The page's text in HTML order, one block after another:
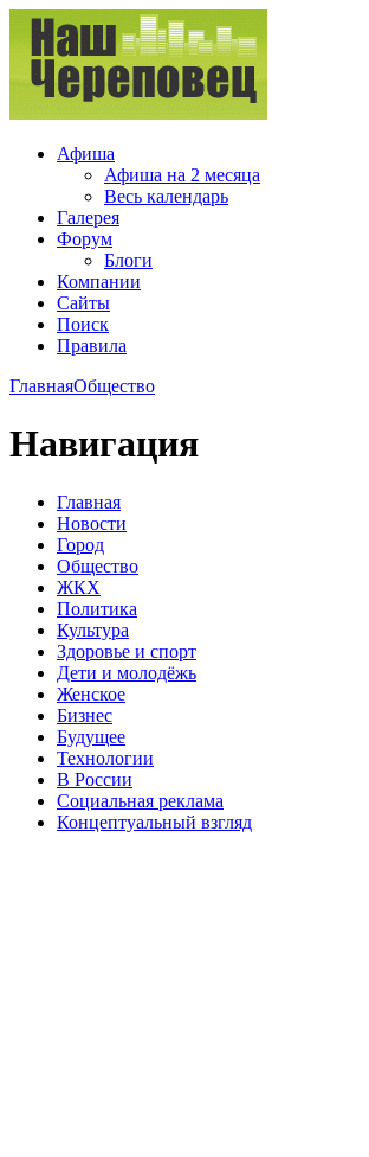
Афиша
Афиша на 2 месяца
Весь календарь
Галерея
Форум
Блоги
Компании
Сайты
Поиск
Правила
ГлавнаяОбщество
Навигация
Главная
Новости
Город
Общество
ЖКХ
Политика
Культура
Здоровье и спорт
Дети и молодёжь
Женское
Бизнес
Будущее
Технологии
В России
Социальная реклама
Концептуальный взгляд